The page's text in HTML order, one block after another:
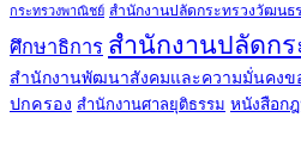
กระทรวงพาณิชย์ สำนักงานปลัดกระทรวงวัฒนธ
ศึกษาธิการ สำนักงานปลัดก
สำนักงานพัฒนาสังคมและความมั่นคงข
ปกครอง สำนักงานศาลยุติธรรม หนังสือก